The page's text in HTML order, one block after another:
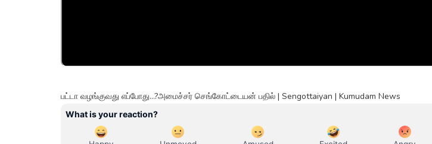
பட்டா வழங்குவது எப்போது...?அமைச்சர் செங்கோட்டையன் பதில் | Sengottaiyan | Kumudam News